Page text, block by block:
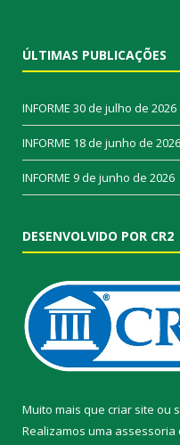
ÚLTIMAS PUBLICAÇÕES
INFORME 30 de julho de 2026
INFORME 18 de junho de 2026
INFORME 9 de junho de 2026
DESENVOLVIDO POR CR2
Muito mais que criar site ou
Realizamos uma assessoria